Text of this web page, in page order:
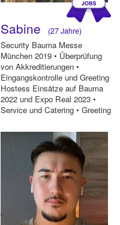
Sabine (27 Jahre)
Security Bauma Messe
München 2019 • Überprüfung
von Akkreditierungen •
Eingangskontrolle und Greeting
Hostess Einsätze auf Bauma
2022 und Expo Real 2023 •
Service und Catering • Greeting